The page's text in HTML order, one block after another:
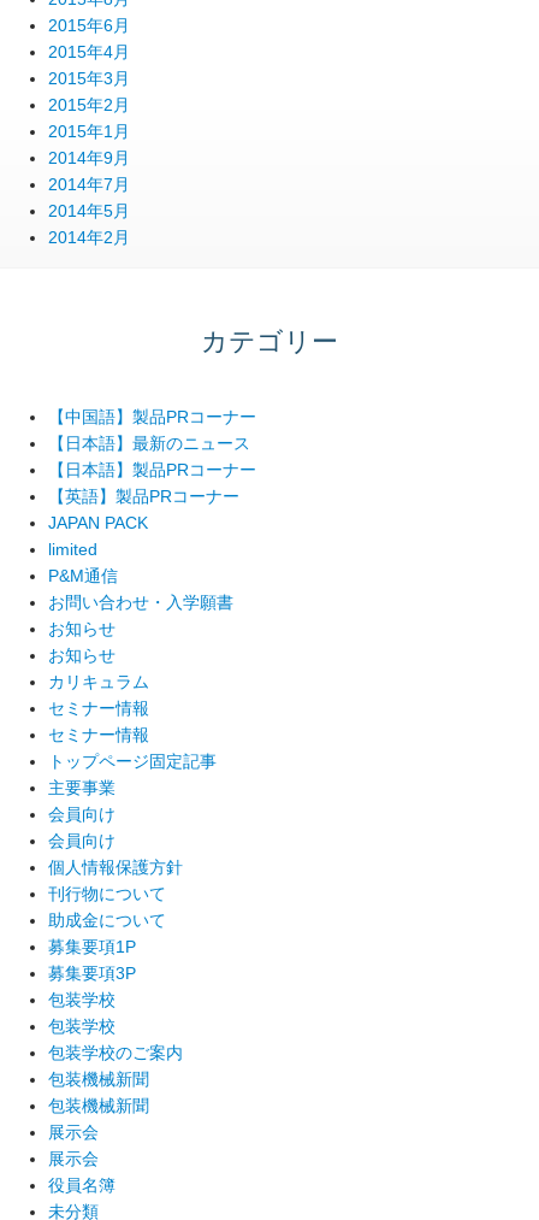
2015年6月
2015年4月
2015年3月
2015年2月
2015年1月
2014年9月
2014年7月
2014年5月
2014年2月
カテゴリー
【中国語】製品PRコーナー
【日本語】最新のニュース
【日本語】製品PRコーナー
【英語】製品PRコーナー
JAPAN PACK
limited
P&M通信
お問い合わせ・入学願書
お知らせ
お知らせ
カリキュラム
セミナー情報
セミナー情報
トップページ固定記事
主要事業
会員向け
会員向け
個人情報保護方針
刊行物について
助成金について
募集要項1P
募集要項3P
包装学校
包装学校
包装学校のご案内
包装機械新聞
包装機械新聞
展示会
展示会
役員名簿
未分類